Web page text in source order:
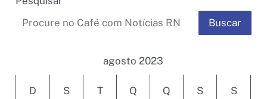
Buscar
agosto 2023
D S T Q Q S S